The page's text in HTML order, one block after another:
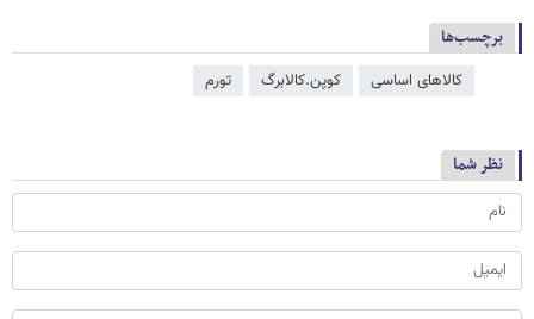
برچسب‌ها
کالاهای اساسی کوپن.کالابرگ تورم
نظر شما